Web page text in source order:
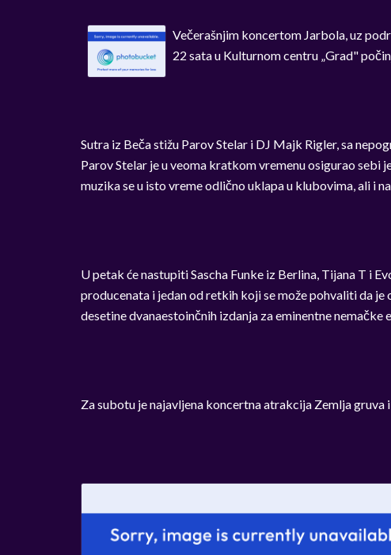
Večerašnjim koncertom Jarbola, uz
22 sata u Kulturnom centru „Grad"
Sutra iz Beča stižu Parov Stelar i DJ Majk Rigler, sa
Parov Stelar je u veoma kratkom vremenu osigurao sebi
muzika se u isto vreme odlično uklapa u klubovima, ali i
U petak će nastupiti Sascha Funke iz Berlina, Tijana T i
producenata i jedan od retkih koji se može pohvaliti da
desetine dvanaestoinčnih izdanja za eminentne
Za subotu je najavljena koncertna atrakcija Zemlja gruva